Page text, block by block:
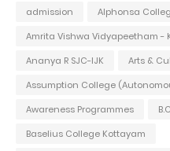
admission
Alphonsa
Amrita Vishwa Vidyapeetham -
Ananya R SJC-IJK
Arts &
Assumption College
Awareness Programmes
Baselius College Kottayam